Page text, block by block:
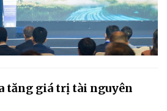
tăng giá trị tài nguyên